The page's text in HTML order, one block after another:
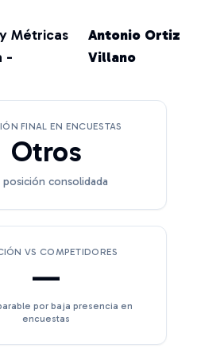
Métricas
-
Antonio Ortiz
Villano
FINAL EN ENCUESTAS
Otros
posición consolidada
VS COMPETIDORES
—
por baja presencia en
encuestas